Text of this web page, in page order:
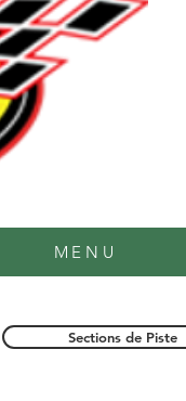
MENU
Sections de Piste